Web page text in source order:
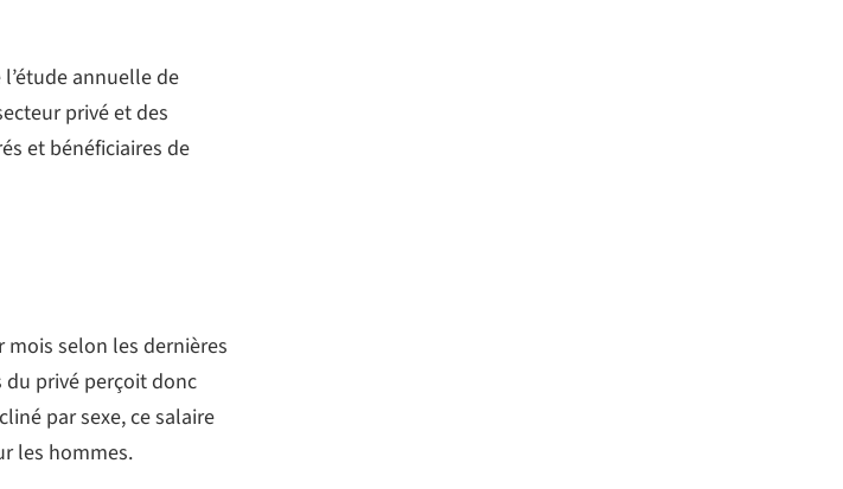
annuelle de
privé et des
et bénéficiaires de
mois selon les dernières
du privé perçoit donc
par sexe, ce salaire
les hommes.